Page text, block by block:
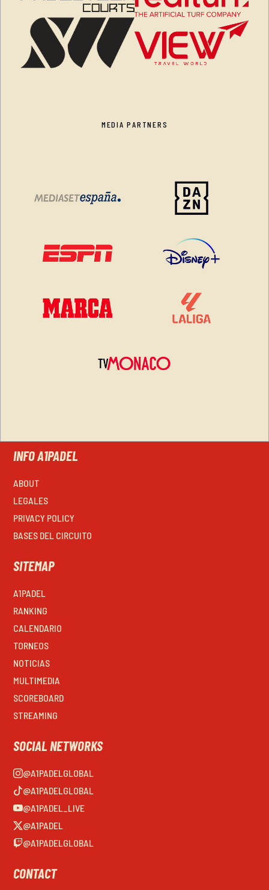
MEDIA PARTNERS
INFO A1PADEL
ABOUT
LEGALES
PRIVACY POLICY
BASES DEL CIRCUITO
SITEMAP
A1PADEL
RANKING
CALENDARIO
TORNEOS
NOTICIAS
MULTIMEDIA
SCOREBOARD
STREAMING
SOCIAL NETWORKS
@A1PADELGLOBAL
@A1PADELGLOBAL
@A1PADEL_LIVE
@A1PADEL
@A1PADELGLOBAL
CONTACT